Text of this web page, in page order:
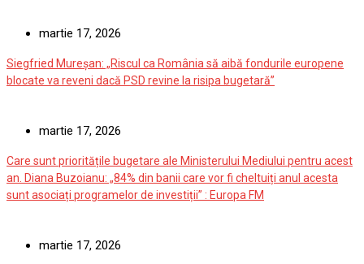
martie 17, 2026
Siegfried Mureșan: „Riscul ca România să aibă fondurile europene
blocate va reveni dacă PSD revine la risipa bugetară”
martie 17, 2026
Care sunt prioritățile bugetare ale Ministerului Mediului pentru acest
an. Diana Buzoianu: „84% din banii care vor fi cheltuiți anul acesta
sunt asociați programelor de investiții” : Europa FM
martie 17, 2026